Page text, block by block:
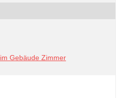
Gebäude Zimmer